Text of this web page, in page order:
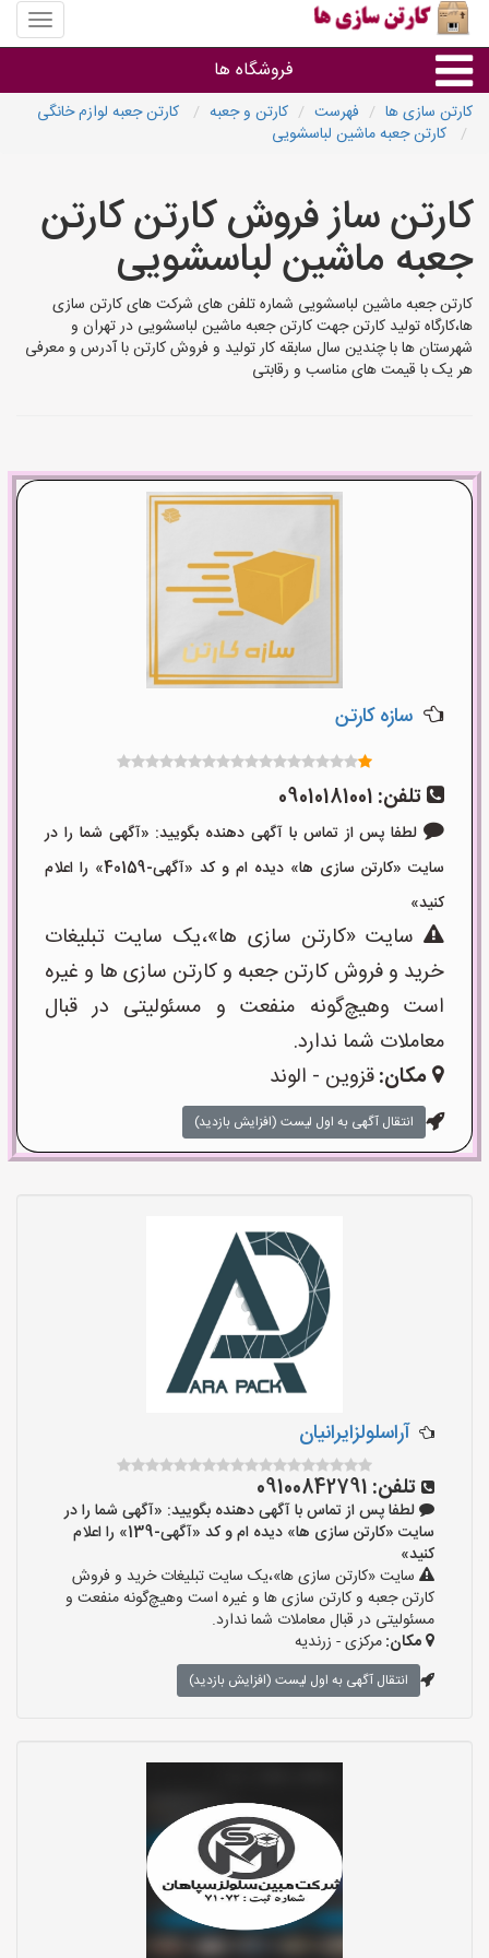
منوی
سایت
سازی
ها
فروشگاه ها
کارتن جعبه
سایر گروه ها
فروشنده های کارتن جعبه
کارتن سازی ها فهرست کارتن و جعبه
کارتن جعبه لوازم خانگی
کارتن جعبه ماشین لباسشویی
کارتن ساز فروش کارتن کارتن
جعبه ماشین لباسشویی
کارتن جعبه ماشین لباسشویی شماره تلفن های شرکت های کارتن سازی
ها،کارگاه تولید کارتن جهت کارتن جعبه ماشین لباسشویی در تهران و
شهرستان ها با چندین سال سابقه کار تولید و فروش کارتن با آدرس و معرفی
هر یک با قیمت های مناسب و رقابتی
سازه کارتن
تلفن: 09010181001
لطفا پس از تماس با آگهی دهنده بگویید: «آگهی شما را در
سایت «کارتن سازی ها» دیده ام و کد «آگهی-40159» را اعلام
کنید»
سایت «کارتن سازی ها»،یک سایت تبلیغات
خرید و فروش کارتن جعبه و کارتن سازی ها و غیره
است وهیچ‌گونه منفعت و مسئولیتی در قبال
معاملات شما ندارد.
مکان:قزوین - الوند
انتقال آگهی به اول لیست (افزایش بازدید)
آراسلولزایرانیان
تلفن: 09100842791
لطفا پس از تماس با آگهی دهنده بگویید: «آگهی شما را در
سایت «کارتن سازی ها» دیده ام و کد «آگهی-139» را اعلام
کنید»
سایت «کارتن سازی ها»،یک سایت تبلیغات خرید و فروش
کارتن جعبه و کارتن سازی ها و غیره است وهیچ‌گونه منفعت و
مسئولیتی در قبال معاملات شما ندارد.
مکان:مرکزی - زرندیه
انتقال آگهی به اول لیست (افزایش بازدید)